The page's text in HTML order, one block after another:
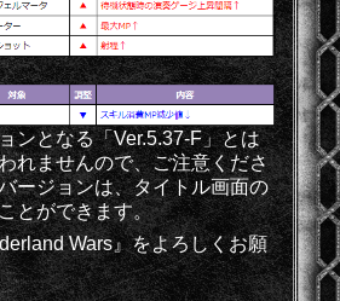
ンとなる「Ver.5.37-F」とは
れませんので、ご注意くださ
ージョンは、タイトル画面の
とができます。
Wars』をよろしくお願